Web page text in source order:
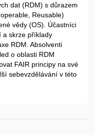
dat (RDM) s důrazem
Reusable)
vědy (OS). Účastníci
a skrze příklady
RDM. Absolventi
o oblasti RDM
FAIR principy na své
sebevzdělávání v této